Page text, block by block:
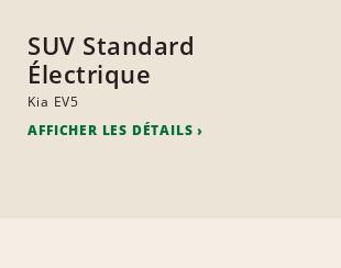
SUV Standard
Électrique
Kia EV5
AFFICHER LES DÉTAILS